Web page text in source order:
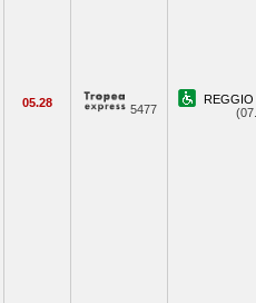
05.28 5477